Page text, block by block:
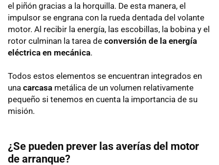
el piñón gracias a la horquilla. De esta manera, el
impulsor se engrana con la rueda dentada del volante
motor. Al recibir la energía, las escobillas, la bobina y el
rotor culminan la tarea de conversión de la energía
eléctrica en mecánica.
Todos estos elementos se encuentran integrados en
una carcasa metálica de un volumen relativamente
pequeño si tenemos en cuenta la importancia de su
misión.
¿Se pueden prever las averías del motor
de arranque?